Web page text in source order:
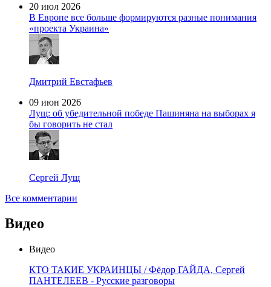
20 июл 2026
В Европе все больше формируются разные понимания
«проекта Украина»
Дмитрий Евстафьев
09 июн 2026
Лущ: об убедительной победе Пашиняна на выборах я
бы говорить не стал
Сергей Лущ
Все комментарии
Видео
Видео
КТО ТАКИЕ УКРАИНЦЫ / Фёдор ГАЙДА, Сергей
ПАНТЕЛЕЕВ - Русские разговоры